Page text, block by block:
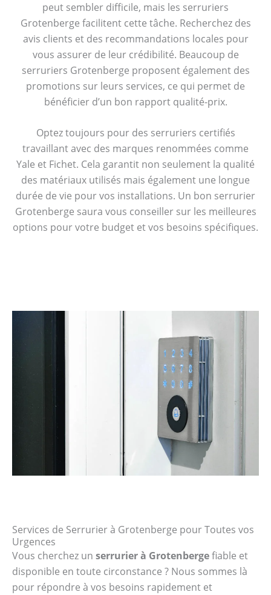
peut sembler difficile, mais les serruriers
Grotenberge facilitent cette tâche. Recherchez des
avis clients et des recommandations locales pour
vous assurer de leur crédibilité. Beaucoup de
serruriers Grotenberge proposent également des
promotions sur leurs services, ce qui permet de
bénéficier d’un bon rapport qualité-prix.
Optez toujours pour des serruriers certifiés
travaillant avec des marques renommées comme
Yale et Fichet. Cela garantit non seulement la qualité
des matériaux utilisés mais également une longue
durée de vie pour vos installations. Un bon serrurier
Grotenberge saura vous conseiller sur les meilleures
options pour votre budget et vos besoins spécifiques.
Services de Serrurier à Grotenberge pour Toutes vos
Urgences
Vous cherchez un serrurier à Grotenbergefiable et
disponible en toute circonstance ? Nous sommes là
pour répondre à vos besoins rapidement et